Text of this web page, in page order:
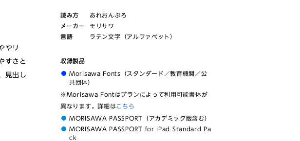
やリ
すさと
見出し
読み方
あれおんぷろ
メーカー
モリサワ
言語
ラテン文字（アルファベット）
収録製品
Morisawa Fonts（スタンダード／教育機関／公
共団体）
※Morisawa Fontはプランによって利用可能書体が
異なります。詳細はこちら
MORISAWA PASSPORT（アカデミック版含む）
MORISAWA PASSPORT for iPad Standard Pa
ck